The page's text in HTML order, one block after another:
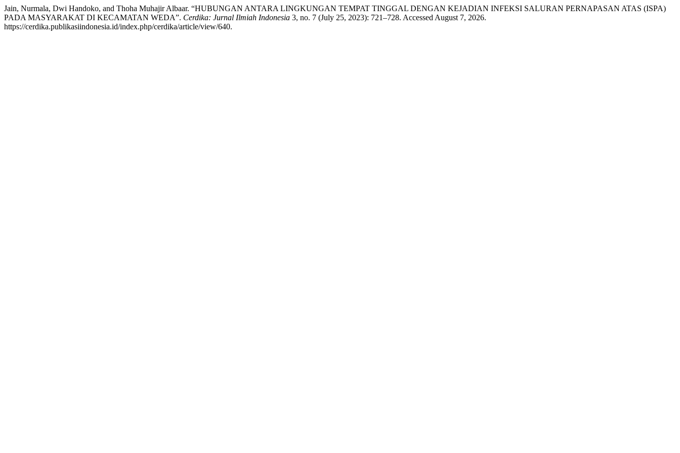
Jain, Nurmala, Dwi Handoko, and Thoha Muhajir Albaar. “HUBUNGAN ANTARA LINGKUNGAN TEMPAT TINGGAL DENGAN KEJADIAN INFEKSI SALURAN PERNAPASAN ATAS (ISPA)
PADA MASYARAKAT DI KECAMATAN WEDA”. Cerdika: Jurnal Ilmiah Indonesia 3, no. 7 (July 25, 2023): 721–728. Accessed August 7, 2026.
https://cerdika.publikasiindonesia.id/index.php/cerdika/article/view/640.